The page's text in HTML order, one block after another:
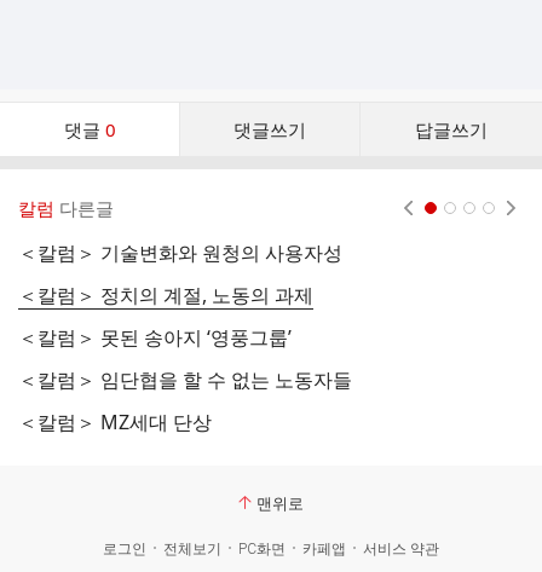
댓글 0 댓글쓰기 답글쓰기
댓
칼럼 다른글
＜칼럼＞ 기술변화와 원청의 사용자성
＜칼럼＞ 정치의 계절, 노동의 과제
＜칼럼＞ 못된 송아지 ‘영풍그룹’
＜칼럼＞ 임단협을 할 수 없는 노동자들
＜칼럼＞ MZ세대 단상
맨위로
로그인 전체보기 PC화면 카페앱 서비스 약관